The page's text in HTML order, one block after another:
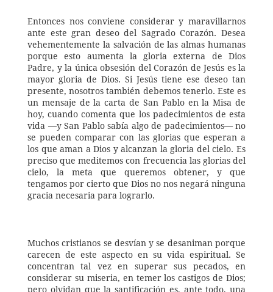
Entonces nos conviene considerar y maravillarnos
ante este gran deseo del Sagrado Corazón. Desea
vehementemente la salvación de las almas humanas
porque esto aumenta la gloria externa de Dios
Padre, y la única obsesión del Corazón de Jesús es la
mayor gloria de Dios. Si Jesús tiene ese deseo tan
presente, nosotros también debemos tenerlo. Este es
un mensaje de la carta de San Pablo en la Misa de
hoy, cuando comenta que los padecimientos de esta
vida —y San Pablo sabía algo de padecimientos— no
se pueden comparar con las glorias que esperan a
los que aman a Dios y alcanzan la gloria del cielo. Es
preciso que meditemos con frecuencia las glorias del
cielo, la meta que queremos obtener, y que
tengamos por cierto que Dios no nos negará ninguna
gracia necesaria para lograrlo.
Muchos cristianos se desvían y se desaniman porque
carecen de este aspecto en su vida espiritual. Se
concentran tal vez en superar sus pecados, en
considerar su miseria, en temer los castigos de Dios;
pero olvidan que la santificación es, ante todo, una